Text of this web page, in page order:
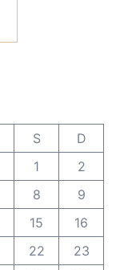
S
D
1
2
8
9
15
16
22
23